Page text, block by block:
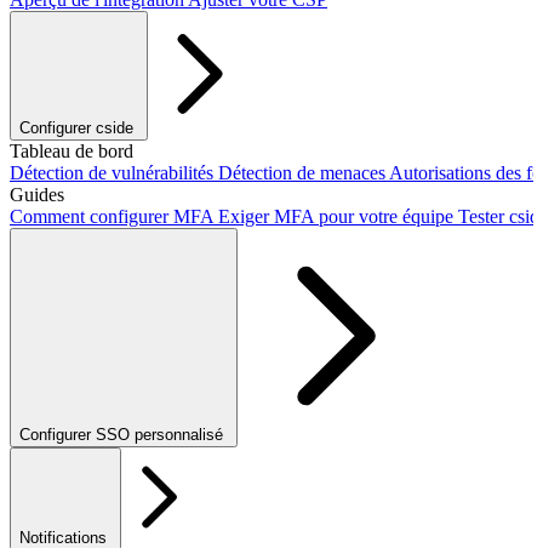
Configurer cside
Ajouter notre script
Tableau de bord
Détection de vulnérabilités Détection de menaces Autorisations des
Guides
Comment configurer MFA Exiger MFA pour votre équipe Tester
Configurer SSO personnalisé
Okta SSO Duo SSO
Notifications